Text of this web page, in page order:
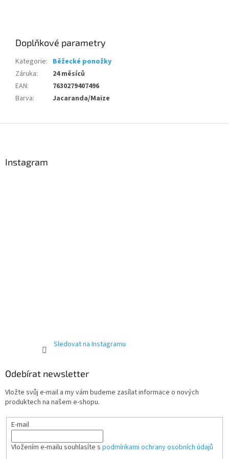
Doplňkové parametry
Kategorie: Běžecké ponožky
Záruka:
24 měsíců
EAN:
7630279407496
Barva: Jacaranda/Maize
Instagram
Sledovat na Instagramu
Odebírat newsletter
Vložte svůj e-mail a my vám budeme zasílat informace o nových
produktech na našem e-shopu.
E-mail
Vložením e-mailu souhlasíte s podmínkami ochrany osobních údajů